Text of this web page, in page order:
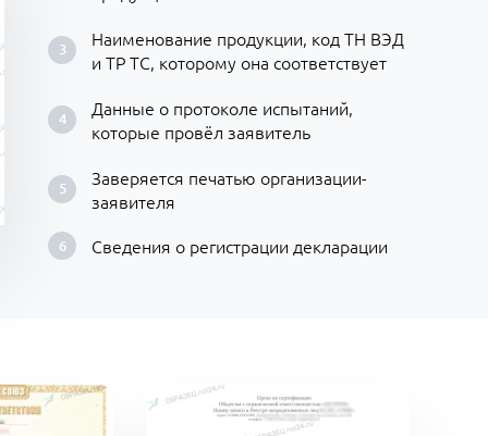
Наименование продукции, код ТН ВЭД
и ТР ТС, которому она соответствует
Данные о протоколе испытаний,
которые провёл заявитель
Заверяется печатью организации-
заявителя
Сведения о регистрации декларации